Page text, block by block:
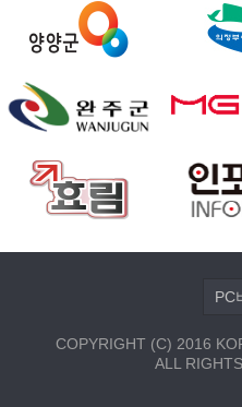
PC
COPYRIGHT (C) 2016
ALL